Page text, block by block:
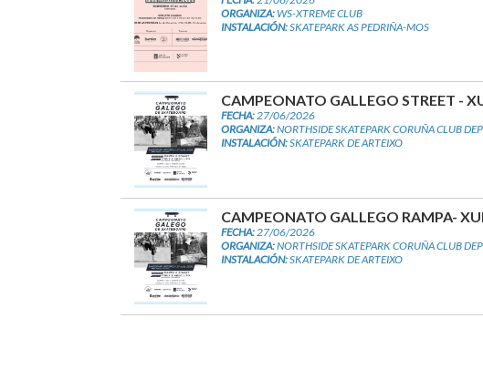
ORGANIZA:WS-XTREME CLUB
INSTALACIÓN:SKATEPARK AS PEDRIÑA-MOS
CAMPEONATO GALLEGO STREET -
FECHA:27/06/2026
ORGANIZA:NORTHSIDE SKATEPARK CORUÑA CLUB
INSTALACIÓN:SKATEPARK DE ARTEIXO
CAMPEONATO GALLEGO RAMPA-
FECHA:27/06/2026
ORGANIZA:NORTHSIDE SKATEPARK CORUÑA CLUB
INSTALACIÓN:SKATEPARK DE ARTEIXO